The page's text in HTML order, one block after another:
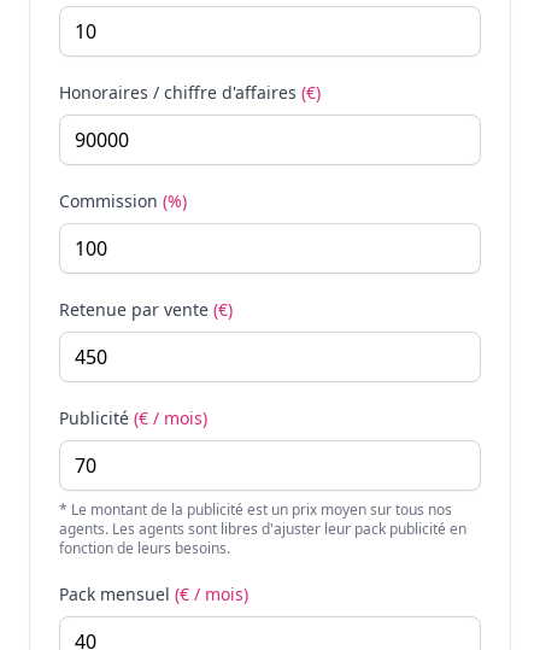
Honoraires / chiffre d'affaires (€)
Commission (%)
Retenue par vente (€)
Publicité (€ / mois)
* Le montant de la publicité est un prix moyen sur tous nos
agents. Les agents sont libres d'ajuster leur pack publicité en
fonction de leurs besoins.
Pack mensuel (€ / mois)